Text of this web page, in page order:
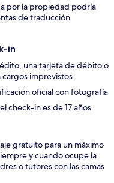
por la propiedad podría
de traducción
in
una tarjeta de débito o
imprevistos
oficial con fotografía
check-in es de 17 años
gratuito para un máximo
y cuando ocupe la
o tutores con las camas